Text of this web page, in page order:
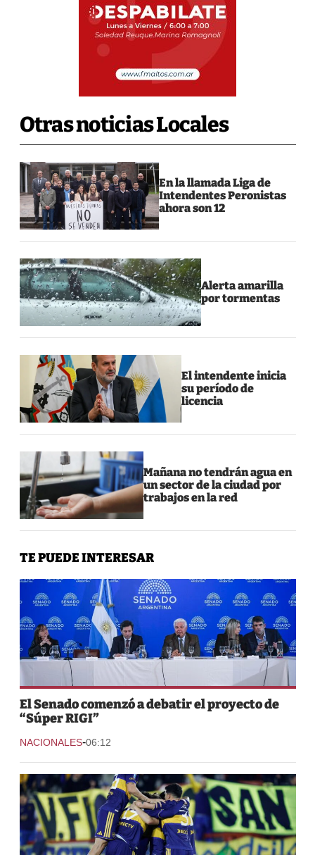
Otras noticias Locales
En la llamada Liga de
Intendentes Peronistas
ahora son 12
Alerta amarilla
por tormentas
El intendente inicia
su período de
licencia
Mañana no tendrán agua en
un sector de la ciudad por
trabajos en la red
TE PUEDE INTERESAR
El Senado comenzó a debatir el proyecto de
“Súper RIGI”
NACIONALES-06:12